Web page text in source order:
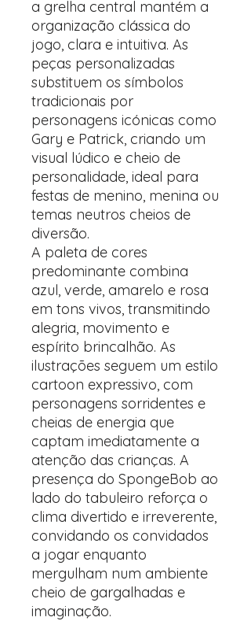
a grelha central mantém a
organização clássica do
jogo, clara e intuitiva. As
peças personalizadas
substituem os símbolos
tradicionais por
personagens icónicas como
Gary e Patrick, criando um
visual lúdico e cheio de
personalidade, ideal para
festas de menino, menina ou
temas neutros cheios de
diversão.
A paleta de cores
predominante combina
azul, verde, amarelo e rosa
em tons vivos, transmitindo
alegria, movimento e
espírito brincalhão. As
ilustrações seguem um estilo
cartoon expressivo, com
personagens sorridentes e
cheias de energia que
captam imediatamente a
atenção das crianças. A
presença do SpongeBob ao
lado do tabuleiro reforça o
clima divertido e irreverente,
convidando os convidados
a jogar enquanto
mergulham num ambiente
cheio de gargalhadas e
imaginação.